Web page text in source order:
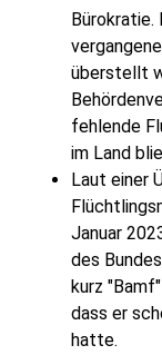
Bürokratie.
überstellt
fehlende
im Land
Laut einer
Januar
des
kurz
dass er
hatte.